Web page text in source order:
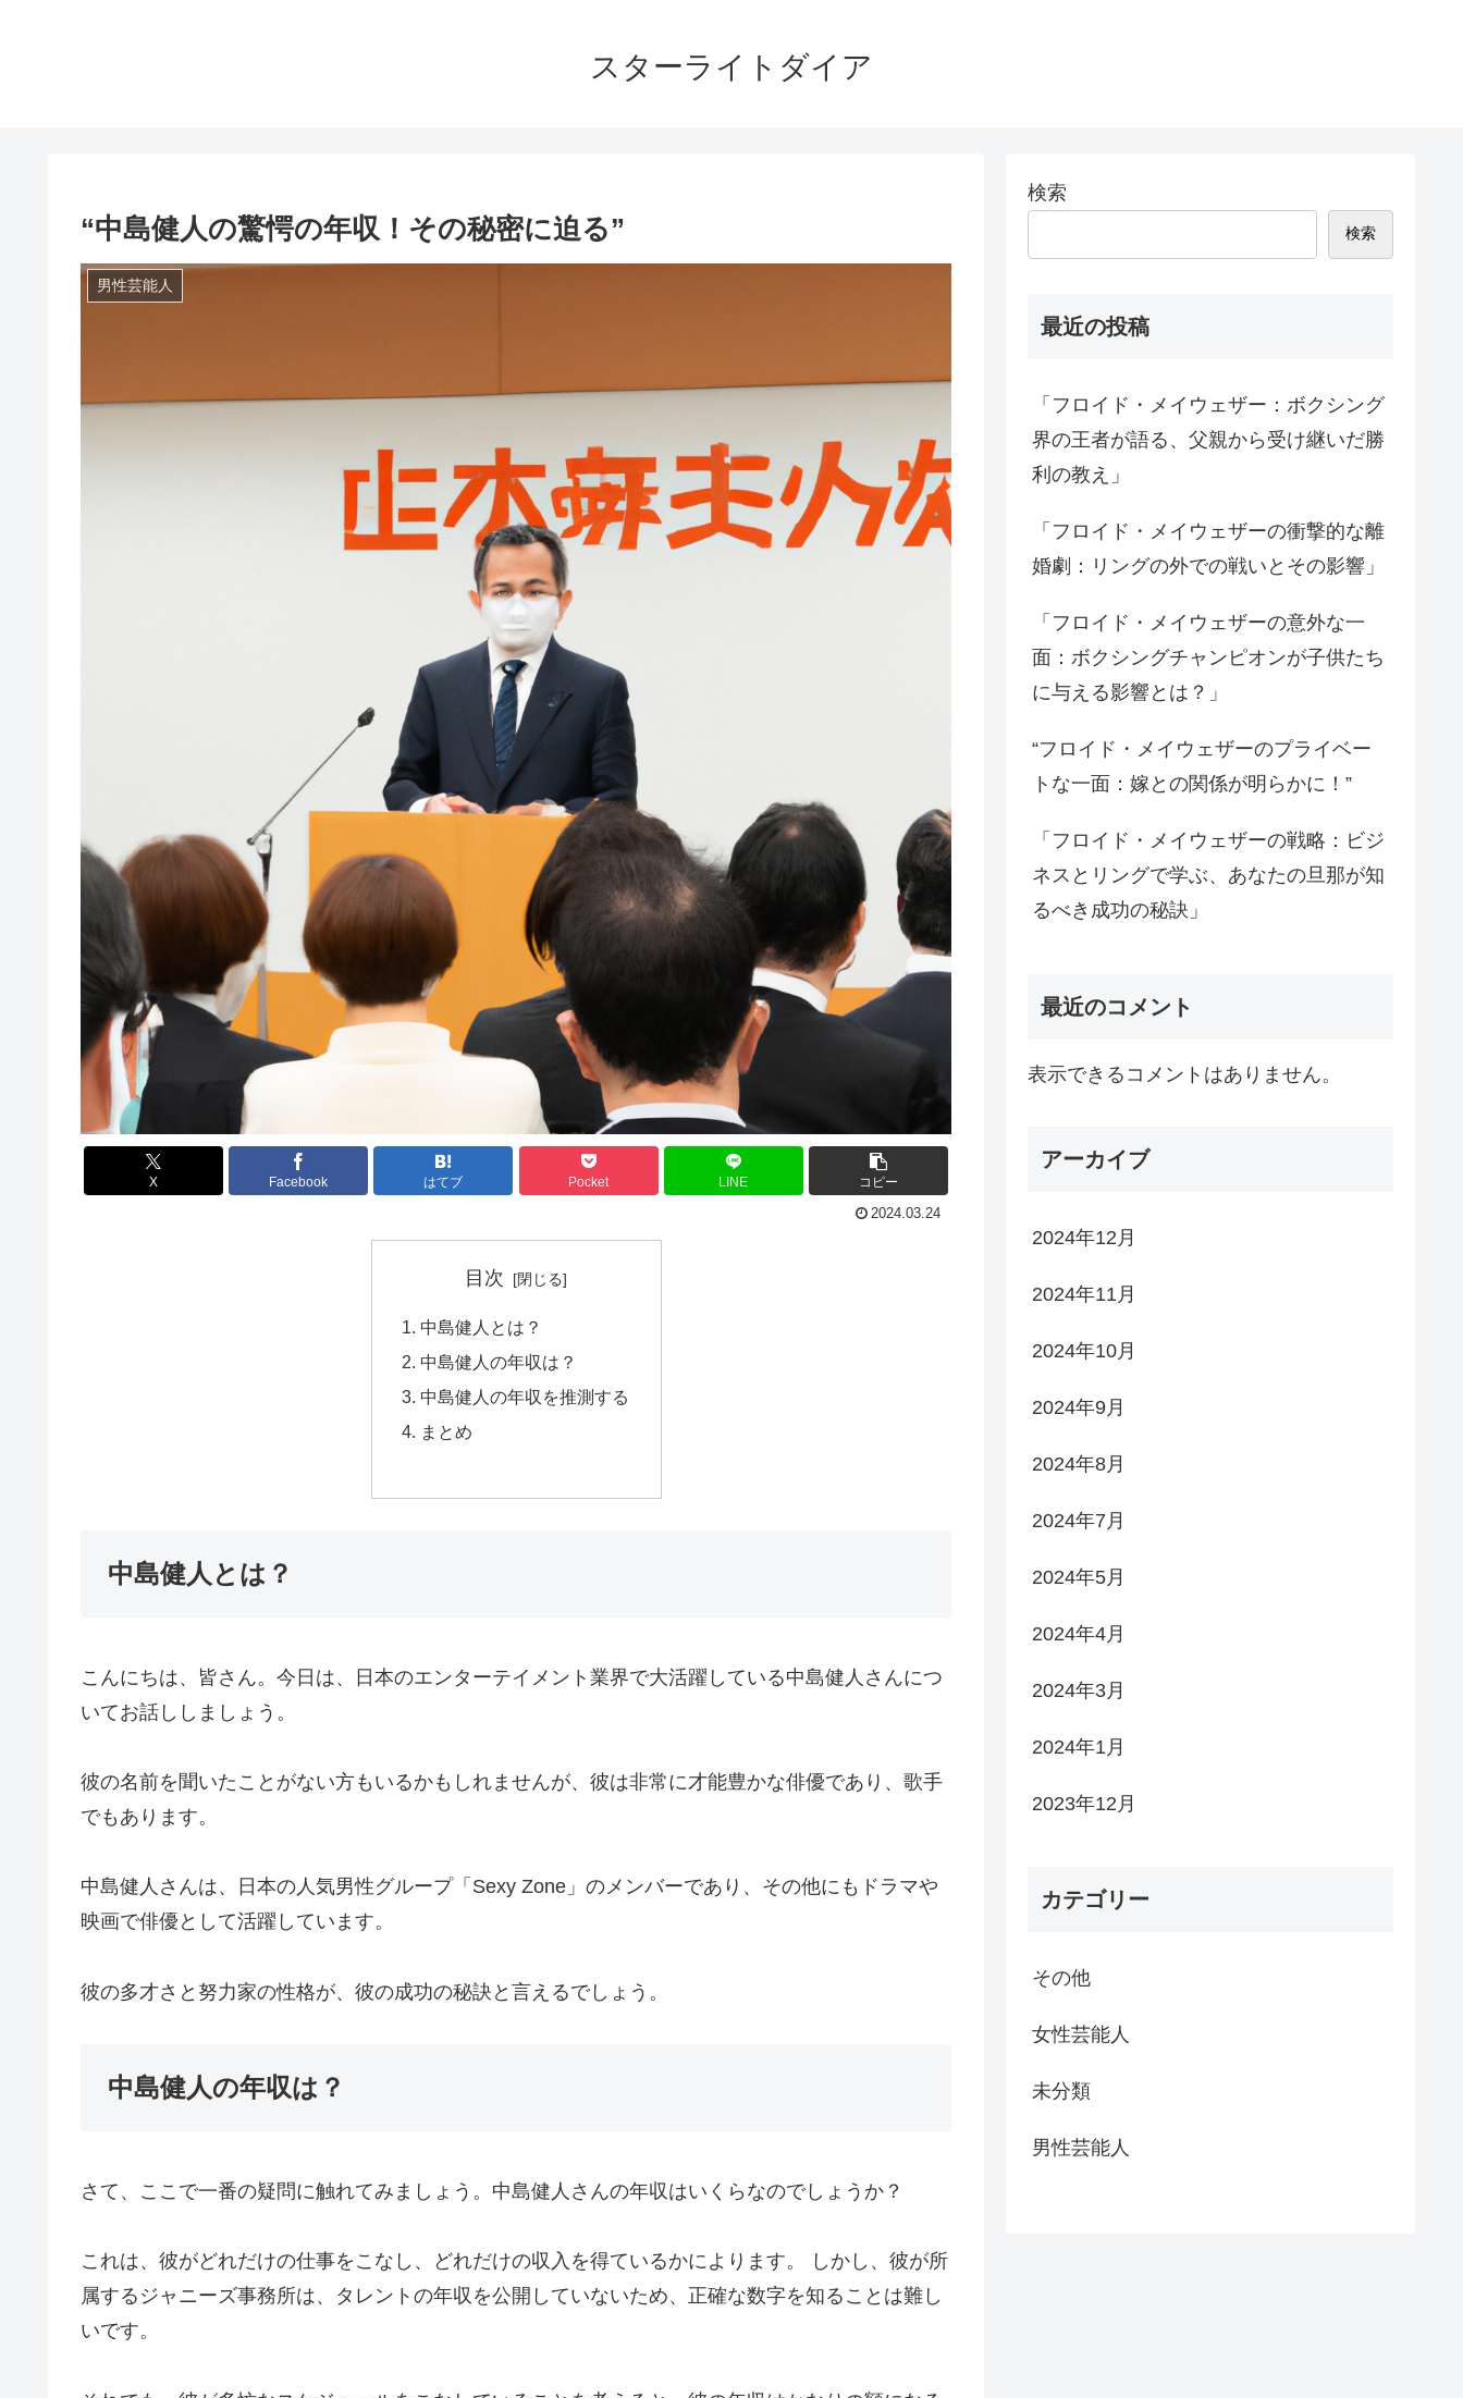
スターライトダイア
“中島健人の驚愕の年収！その秘密に迫る”
男性芸能人
X Facebook はてブ Pocket LINE コピー
2024.03.24
目次
中島健人とは？
中島健人の年収は？
中島健人の年収を推測する
まとめ
中島健人とは？
こんにちは、皆さん。今日は、日本のエンターテイメント業界で大活躍している中島健人さんにつ
いてお話ししましょう。
彼の名前を聞いたことがない方もいるかもしれませんが、彼は非常に才能豊かな俳優であり、歌手
でもあります。
中島健人さんは、日本の人気男性グループ「Sexy Zone」のメンバーであり、その他にもドラマや
映画で俳優として活躍しています。
彼の多才さと努力家の性格が、彼の成功の秘訣と言えるでしょう。
中島健人の年収は？
さて、ここで一番の疑問に触れてみましょう。中島健人さんの年収はいくらなのでしょうか？
これは、彼がどれだけの仕事をこなし、どれだけの収入を得ているかによります。 しかし、彼が所
属するジャニーズ事務所は、タレントの年収を公開していないため、正確な数字を知ることは難し
いです。
検索
検索
最近の投稿
「フロイド・メイウェザー：ボクシング
界の王者が語る、父親から受け継いだ勝
利の教え」
「フロイド・メイウェザーの衝撃的な離
婚劇：リングの外での戦いとその影響」
「フロイド・メイウェザーの意外な一
面：ボクシングチャンピオンが子供たち
に与える影響とは？」
“フロイド・メイウェザーのプライベー
トな一面：嫁との関係が明らかに！”
「フロイド・メイウェザーの戦略：ビジ
ネスとリングで学ぶ、あなたの旦那が知
るべき成功の秘訣」
最近のコメント
表示できるコメントはありません。
アーカイブ
2024年12月
2024年11月
2024年10月
2024年9月
2024年8月
2024年7月
2024年5月
2024年4月
2024年3月
2024年1月
2023年12月
カテゴリー
その他
女性芸能人
未分類
男性芸能人